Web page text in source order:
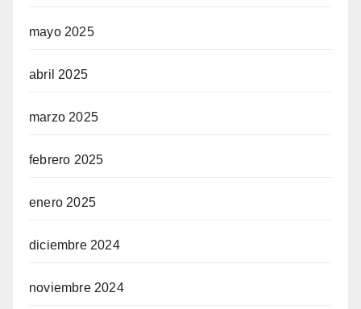
mayo 2025
abril 2025
marzo 2025
febrero 2025
enero 2025
diciembre 2024
noviembre 2024